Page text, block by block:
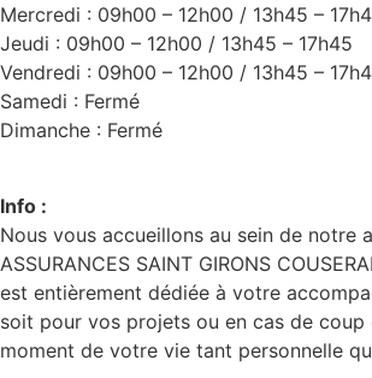
Mercredi : 09h00 – 12h00 / 13h45 –
Jeudi : 09h00 – 12h00 / 13h45 – 17h45
Vendredi : 09h00 – 12h00 / 13h45 –
Samedi : Fermé
Dimanche : Fermé
Info :
Nous vous accueillons au sein de notre
ASSURANCES SAINT GIRONS
est entièrement dédiée à votre
soit pour vos projets ou en cas de coup
moment de votre vie tant personnelle